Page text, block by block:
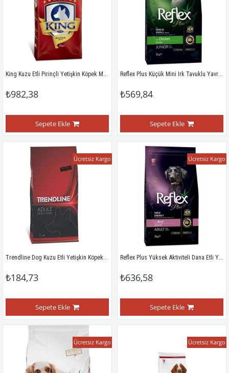
King Kuzu Etli Pirinçli Yetişkin Köpek Maması 15 Kg
₺982,38
Sepete Ekle
Reflex Plus Küçük Mini Irk Tavuklu Yavru Köpek Maması 3 Kg
₺569,84
Sepete Ekle
Trendline Dog Kuzu Etli Yetişkin Köpek Maması 1 Kg
₺184,73
Sepete Ekle
Ücretsiz Kargo
Reflex Plus Yüksek Aktiviteli Dana Etli Yetişkin Köpek Maması 3 Kg
₺636,58
Sepete Ekle
Ücretsiz Kargo
Ücretsiz Kargo Ücretsiz Kargo